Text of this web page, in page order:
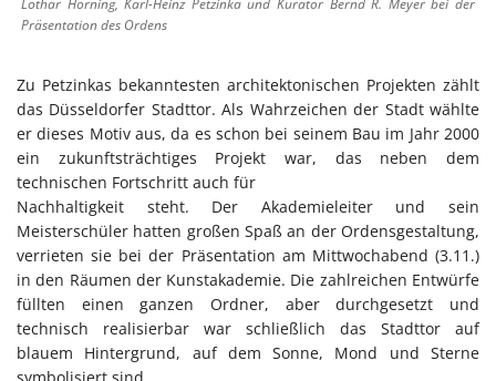
Lothar Hörning, Karl-Heinz Petzinka und Kurator Bernd R. Meyer bei der
Präsentation des Ordens
Zu Petzinkas bekanntesten architektonischen Projekten zählt
das Düsseldorfer Stadttor. Als Wahrzeichen der Stadt wählte
er dieses Motiv aus, da es schon bei seinem Bau im Jahr 2000
ein zukunftsträchtiges Projekt war, das neben dem
technischen Fortschritt auch für
Nachhaltigkeit steht. Der Akademieleiter und sein
Meisterschüler hatten großen Spaß an der Ordensgestaltung,
verrieten sie bei der Präsentation am Mittwochabend (3.11.)
in den Räumen der Kunstakademie. Die zahlreichen Entwürfe
füllten einen ganzen Ordner, aber durchgesetzt und
technisch realisierbar war schließlich das Stadttor auf
blauem Hintergrund, auf dem Sonne, Mond und Sterne